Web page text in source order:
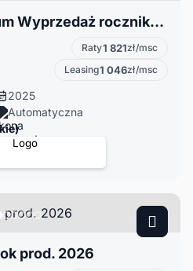
Omoda 5 1.6 Premium Wyprzedaż rocznika 2025
Raty1 821zł/msc
Leasing1 046zł/msc
2025
Automatyczna
prod. 2026